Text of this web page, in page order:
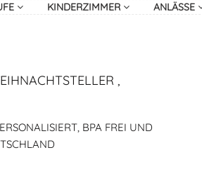
KINDERZIMMER ANLÄSSE
,
BPA FREI UND